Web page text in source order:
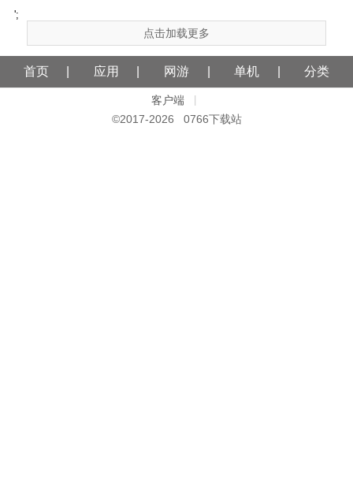
';
点击加载更多
首页 应用 网游 单机 分类
客户端
©2017-2026 0766下载站